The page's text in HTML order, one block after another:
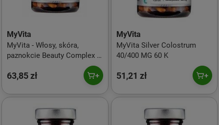
MyVita
MyVita - Włosy, skóra,
paznokcie Beauty Complex -
kaps.
63,85 zł
MyVita
MyVita Silver Colostrum
40/400 MG 60 K
51,21 zł